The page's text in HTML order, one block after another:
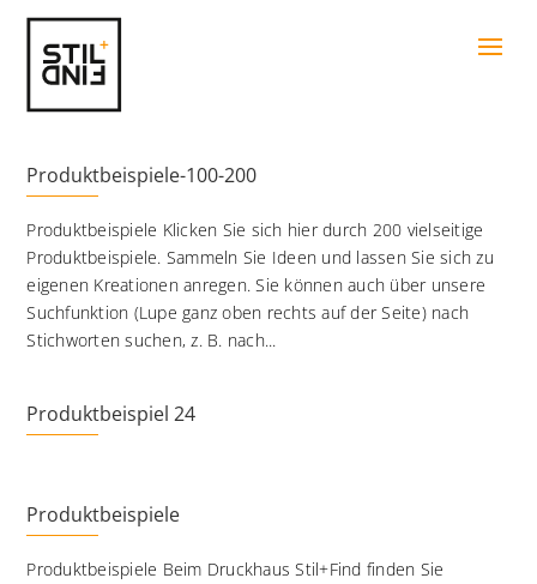
Produktbeispiele-100-200
Produktbeispiele Klicken Sie sich hier durch 200 vielseitige
Produktbeispiele. Sammeln Sie Ideen und lassen Sie sich zu
eigenen Kreationen anregen. Sie können auch über unsere
Suchfunktion (Lupe ganz oben rechts auf der Seite) nach
Stichworten suchen, z. B. nach...
Produktbeispiel 24
Produktbeispiele
Produktbeispiele Beim Druckhaus Stil+Find finden Sie